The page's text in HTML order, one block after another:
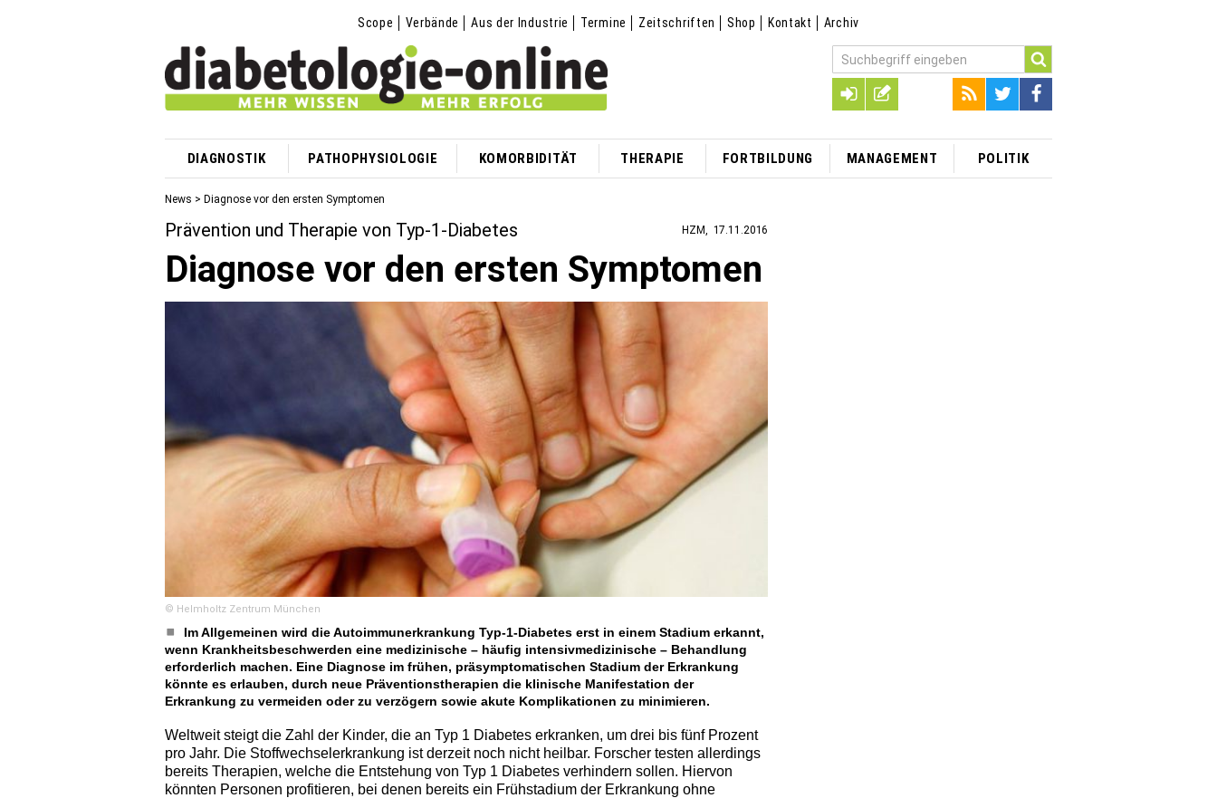
Scope Verbände Aus der Industrie Termine Zeitschriften Shop Kontakt Archiv
DIAGNOSTIK PATHOPHYSIOLOGIE KOMORBIDITÄT THERAPIE FORTBILDUNG MANAGEMENT POLITIK
News > Diagnose vor den ersten Symptomen
Prävention und Therapie von Typ-1-Diabetes HZM 17.11.2016
Diagnose vor den ersten Symptomen
© Helmholtz Zentrum München
Im Allgemeinen wird die Autoimmunerkrankung Typ-1-Diabetes erst in einem Stadium erkannt,
wenn Krankheitsbeschwerden eine medizinische – häufig intensivmedizinische – Behandlung
erforderlich machen. Eine Diagnose im frühen, präsymptomatischen Stadium der Erkrankung
könnte es erlauben, durch neue Präventionstherapien die klinische Manifestation der
Erkrankung zu vermeiden oder zu verzögern sowie akute Komplikationen zu minimieren.
Weltweit steigt die Zahl der Kinder, die an Typ 1 Diabetes erkranken, um drei bis fünf Prozent
pro Jahr. Die Stoffwechselerkrankung ist derzeit noch nicht heilbar. Forscher testen allerdings
bereits Therapien, welche die Entstehung von Typ 1 Diabetes verhindern sollen. Hiervon
könnten Personen profitieren, bei denen bereits ein Frühstadium der Erkrankung ohne